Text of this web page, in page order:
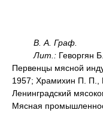
В. А. Граф.
Лит.: Геворгян
Первенцы мясной
1957; Храмихин П. П.,
Ленинградский
Мясная